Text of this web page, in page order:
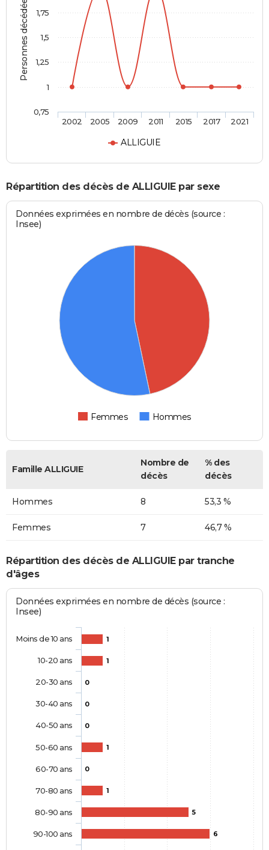
Personnes décédées
ALLIGUIE
2002 2005 2009 2011 2015 2017 2021
0,75
1
1,25
1,5
1,75
Répartition des décès de ALLIGUIE par sexe
Données exprimées en nombre de décès (source :
Insee)
Femmes Hommes
Famille ALLIGUIE
Nombre de
décès
% des
décès
Hommes 8 53,3 %
Femmes 7 46,7 %
Répartition des décès de ALLIGUIE par tranche
d'âges
Données exprimées en nombre de décès (source :
Insee)
1
1
0
0
0
1
0
1
5
6
Moins de 10 ans
10-20 ans
20-30 ans
30-40 ans
40-50 ans
50-60 ans
60-70 ans
70-80 ans
80-90 ans
90-100 ans